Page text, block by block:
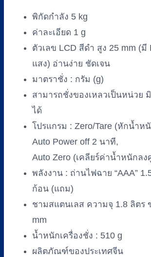
(5
kg)
พิกัดกำลัง 5 kg
ค่าละเอียด 1 g
ตัวเลข LCD สีดำ สูง 25 mm (มี
แสง) อ่านง่าย ชัดเจน
มาตราชั่ง : กรัม (g)
สามารถชั่งของเหลวเป็นหน่วย
ได้
โปรแกรม : Zero/Tare (หักน้ำห
Auto Power off 2 นาที,
Auto Zero (เคลียร์ค่าน้ำหนักล
พลังงาน : ถ่านไฟฉาย “AAA”
ก้อน (แถม)
ชามสแตนเลส ความจุ 1.8 ลิตร
mm
น้ำหนักเครื่องชั่ง : 510 g
ผลิตภัณฑ์ของประเทศจีน